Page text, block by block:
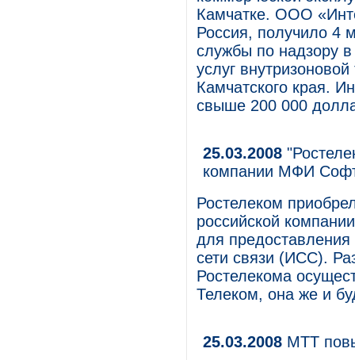
Камчатке. ООО
Россия, получило 4
службы по надзору
услуг
Камчатского края.
свыше 200 000
25.03.2008
компании МФИ
Ростелеком
российской
для предоставления
сети связи (ИСС).
Ростелекома
Телеком, она же и
25.03.2008 МТТ